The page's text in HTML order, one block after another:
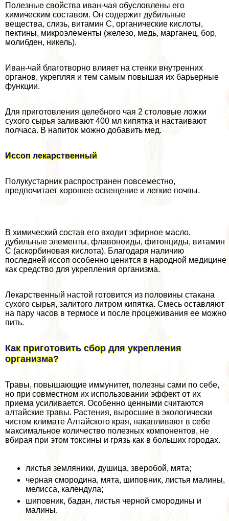
Полезные свойства иван-чая обусловлены его
химическим составом. Он содержит дубильные
вещества, слизь, витамин C, органические кислоты,
пектины, микроэлементы (железо, медь, марганец, бор,
молибден, никель).
Иван-чай благотворно влияет на стенки внутренних
органов, укрепляя и тем самым повышая их барьерные
функции.
Для приготовления целебного чая 2 столовые ложки
сухого сырья заливают 400 мл кипятка и настаивают
полчаса. В напиток можно добавить мед.
Иссоп лекарственный
Полукустарник распространен повсеместно,
предпочитает хорошее освещение и легкие почвы.
В химический состав его входит эфирное масло,
дубильные элементы, флавоноиды, фитонциды, витамин
C (аскорбиновая кислота). Благодаря наличию
последней иссоп особенно ценится в народной медицине
как средство для укрепления организма.
Лекарственный настой готовится из половины стакана
сухого сырья, залитого литром кипятка. Смесь оставляют
на пару часов в термосе и после процеживания ее можно
пить.
Как приготовить сбор для укрепления
организма?
Травы, повышающие иммунитет, полезны сами по себе,
но при совместном их использовании эффект от их
приема усиливается. Особенно ценными считаются
алтайские травы. Растения, выросшие в экологически
чистом климате Алтайского края, накапливают в себе
максимальное количество полезных компонентов, не
вбирая при этом токсины и грязь как в больших городах.
листья земляники, душица, зверобой, мята;
черная смородина, мята, шиповник, листья малины,
мелисса, календула;
шиповник, бадан, листья черной смородины и
малины.